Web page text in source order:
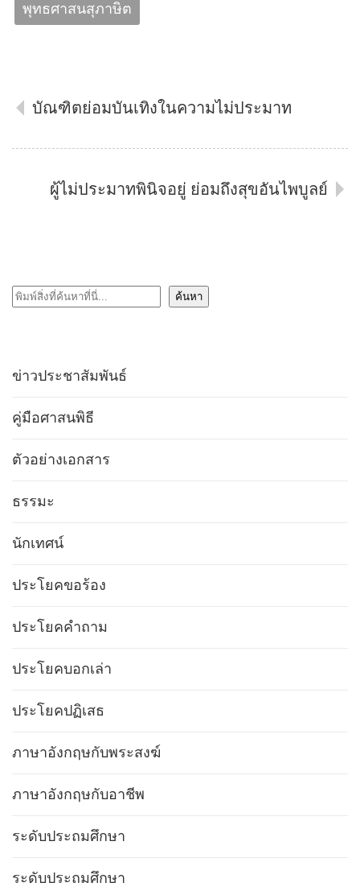
พุทธศาสนสุภาษิต
บัณฑิตย่อมบันเทิงในความไม่ประมาท
ผู้ไม่ประมาทพินิจอยู่ ย่อมถึงสุขอันไพบูลย์
ค้นหา ค้นหา
ข่าวประชาสัมพันธ์
คู่มือศาสนพิธี
ตัวอย่างเอกสาร
ธรรมะ
นักเทศน์
ประโยคขอร้อง
ประโยคคำถาม
ประโยคบอกเล่า
ประโยคปฏิเสธ
ภาษาอังกฤษกับพระสงฆ์
ภาษาอังกฤษกับอาชีพ
ระดับประถมศึกษา
ระดับประถมศึกษา